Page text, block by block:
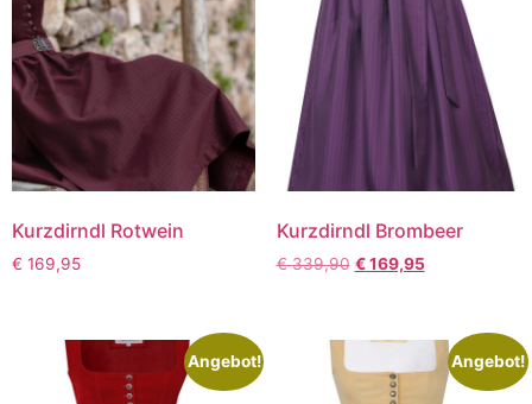
Kurzdirndl Rotwein
€ 169,95
Kurzdirndl Brombeer
€339,90 €169,95
Angebot! Angebot!